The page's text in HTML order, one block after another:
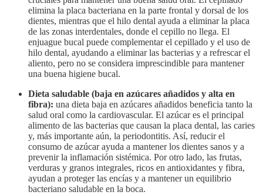
elimina la placa bacteriana en la parte frontal y dorsal de los
dientes, mientras que el hilo dental ayuda a eliminar la placa
de las zonas interdentales, donde el cepillo no llega. El
enjuague bucal puede complementar el cepillado y el uso de
hilo dental, ayudando a eliminar las bacterias y a refrescar el
aliento, pero no se considera imprescindible para mantener
una buena higiene bucal.
Dieta saludable (baja en azúcares añadidos y alta en
fibra): una dieta baja en azúcares añadidos beneficia tanto la
salud oral como la cardiovascular. El azúcar es el principal
alimento de las bacterias que causan la placa dental, las caries
y, más importante aún, la periodontitis. Así, reducir el
consumo de azúcar ayuda a mantener los dientes sanos y a
prevenir la inflamación sistémica. Por otro lado, las frutas,
verduras y granos integrales, ricos en antioxidantes y fibra,
ayudan a proteger las encías y a mantener un equilibrio
bacteriano saludable en la boca.